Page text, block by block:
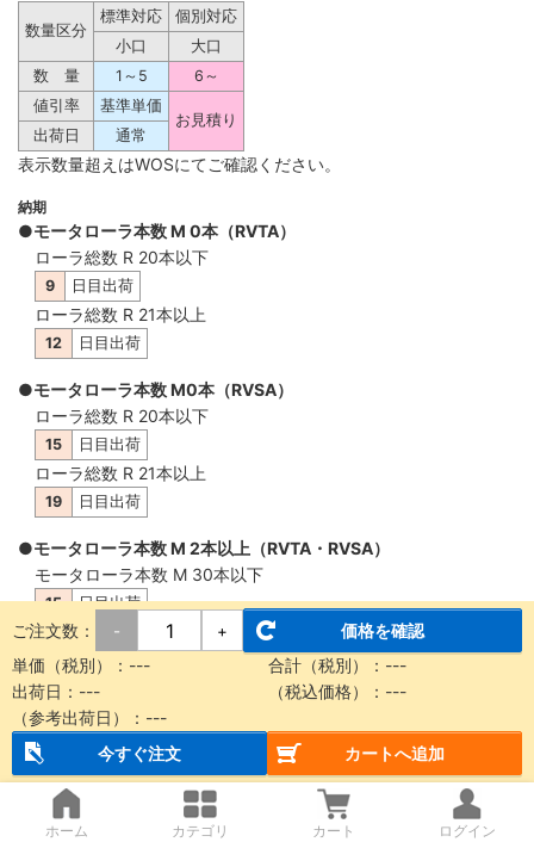
数量区分
標準対応
個別対応
小口
大口
数 量
1～5
6～
値引率
基準単価
お見積り
出荷日
通常
表示数量超えはWOSにてご確認ください。
納期
●モータローラ本数 M 0本（RVTA）
ローラ総数 R 20本以下
9 日目出荷
ローラ総数 R 21本以上
12 日目出荷
●モータローラ本数 M0本（RVSA）
ローラ総数 R 20本以下
15 日目出荷
ローラ総数 R 21本以上
19 日目出荷
●モータローラ本数 M 2本以上（RVTA・RVSA）
モータローラ本数 M 30本以下
15 日目出荷
モータローラ本数 M 31本以上
19 日目出荷
概要・仕様
【納品に関する注意事項】
ご注文数： - +
価格を確認
単価（税別）： --- 合計（税別）： ---
出荷日： --- （税込価格）： ---
（参考出荷日）： ---
今すぐ注文
カートへ追加
ホーム カテゴリ カート ログイン